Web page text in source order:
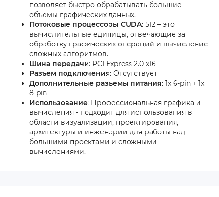
позволяет быстро обрабатывать большие
объемы графических данных.
Потоковые процессоры CUDA: 512 – это
вычислительные единицы, отвечающие за
обработку графических операций и вычисление
сложных алгоритмов.
Шина передачи: PCI Express 2.0 x16
Разъем подключения: Отсутствует
Дополнительные разъемы питания: 1x 6-pin + 1x
8-pin
Использование: Профессиональная графика и
вычисления - подходит для использования в
области визуализации, проектирования,
архитектуры и инженерии для работы над
большими проектами и сложными
вычислениями.